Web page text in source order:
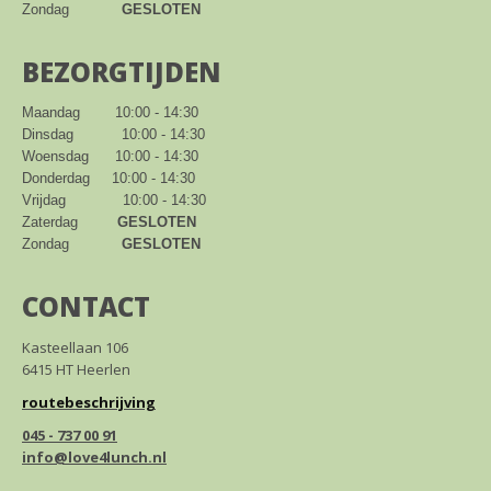
Zondag GESLOTEN
BEZORGTIJDEN
Maandag        10:00 - 14:30
Dinsdag           10:00 - 14:30
Woensdag      10:00 - 14:30
Donderdag     10:00 - 14:30
Vrijdag             10:00 - 14:30
Zaterdag GESLOTEN
Zondag GESLOTEN
CONTACT
Kasteellaan 106
6415 HT Heerlen
routebeschrijving
045 - 737 00 91
info@love4lunch.nl